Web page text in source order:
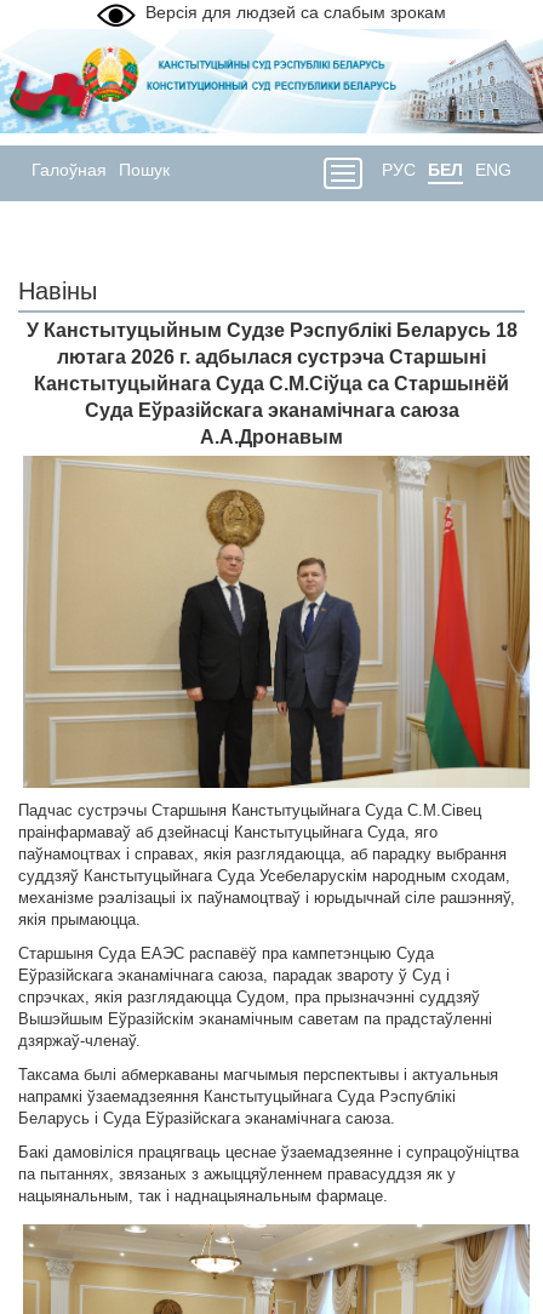
Версія для людзей са слабым зрокам
Галоўная Пошук РУС БЕЛ ENG
Навіны
У Канстытуцыйным Судзе Рэспублікі Беларусь 18
лютага 2026 г. адбылася сустрэча Старшыні
Канстытуцыйнага Суда С.М.Сіўца са Старшынёй
Суда Еўразійскага эканамічнага саюза
А.А.Дронавым
Падчас сустрэчы Старшыня Канстытуцыйнага Суда С.М.Сівец
праінфармаваў аб дзейнасці Канстытуцыйнага Суда, яго
паўнамоцтвах і справах, якія разглядаюцца, аб парадку выбрання
суддзяў Канстытуцыйнага Суда Усебеларускім народным сходам,
механізме рэалізацыі іх паўнамоцтваў і юрыдычнай сіле рашэнняў,
якія прымаюцца.
Старшыня Суда ЕАЭС распавёў пра кампетэнцыю Суда
Еўразійскага эканамічнага саюза, парадак звароту ў Суд і
спрэчках, якія разглядаюцца Судом, пра прызначэнні суддзяў
Вышэйшым Еўразійскім эканамічным саветам па прадстаўленні
дзяржаў-членаў.
Таксама былі абмеркаваны магчымыя перспектывы і актуальныя
напрамкі ўзаемадзеяння Канстытуцыйнага Суда Рэспублікі
Беларусь і Суда Еўразійскага эканамічнага саюза.
Бакі дамовіліся працягваць цеснае ўзаемадзеянне і супрацоўніцтва
па пытаннях, звязаных з ажыццяўленнем правасуддзя як у
нацыянальным, так і наднацыянальным фармаце.